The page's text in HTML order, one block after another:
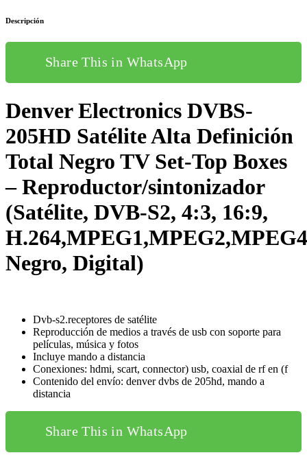
Descripción
Share This in WhatsApp
Denver Electronics DVBS-
205HD Satélite Alta Definición
Total Negro TV Set-Top Boxes
– Reproductor/sintonizador
(Satélite, DVB-S2, 4:3, 16:9,
Negro, Digital)
Dvb-s2.receptores de satélite
Reproducción de medios a través de usb con soporte para
películas, música y fotos
Incluye mando a distancia
Conexiones: hdmi, scart, connector) usb, coaxial de rf en (f
Contenido del envío: denver dvbs de 205hd, mando a
distancia
Share This in WhatsApp